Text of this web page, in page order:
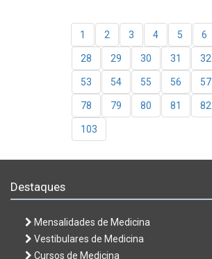
1 2 3 4 5 6
28 29 30 31 32
53 54 55 56 57
78 79 80 81 82
103
Destaques
Mensalidades de Medicina
Vestibulares de Medicina
Cursos de Medicina